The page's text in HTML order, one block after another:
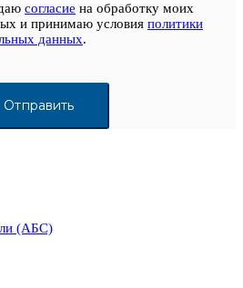
согласие на обработку моих
и принимаю условия политики
данных.
(АБС)